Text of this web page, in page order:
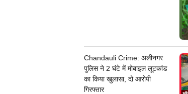
Chandauli Crime: अलीनगर
पुलिस ने 2 घंटे में मोबाइल लूटकांड
का किया खुलासा, दो आरोपी
गिरफ्तार